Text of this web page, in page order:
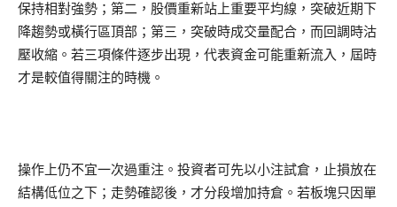
保持相對強勢；第二，股價重新站上重要平均線，突破近期下
降趨勢或橫行區頂部；第三，突破時成交量配合，而回調時沽
壓收縮。若三項條件逐步出現，代表資金可能重新流入，屆時
才是較值得關注的時機。
操作上仍不宜一次過重注。投資者可先以小注試倉，止損放在
結構低位之下；走勢確認後，才分段增加持倉。若板塊只因單